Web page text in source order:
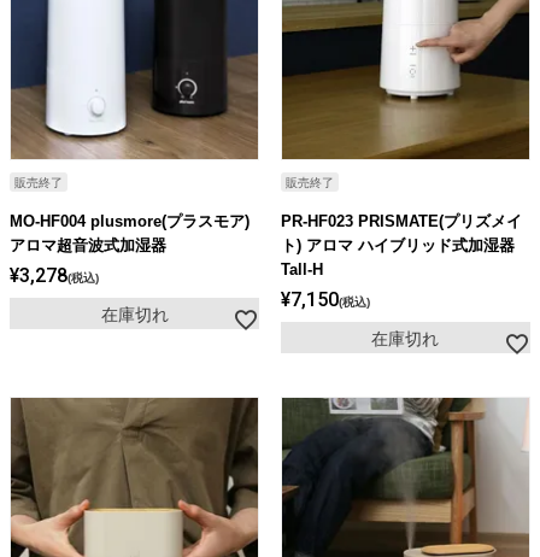
販売終了
MO-HF004 plusmore(プラスモア)
アロマ超音波式加湿器
¥3,278 税込
在庫切れ
販売終了
PR-HF023 PRISMATE(プリズメイ
ト) アロマ ハイブリッド式加湿器
Tall-H
¥7,150 税込
在庫切れ